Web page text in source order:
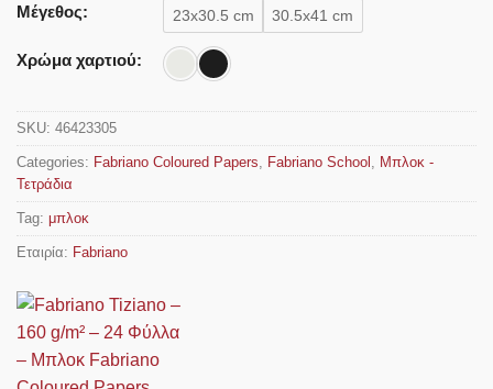
Μέγεθος: 23x30.5 cm 30.5x41 cm
Χρώμα χαρτιού:
SKU: 46423305
Categories: Fabriano Coloured Papers Fabriano School
Μπλοκ -
Τετράδια
Tag: μπλοκ
Εταιρία: Fabriano